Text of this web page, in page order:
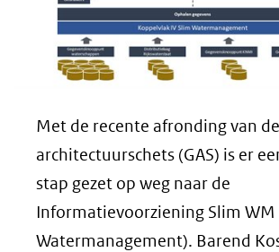
Met de recente afronding van
architectuurschets (GAS) is er
stap gezet op weg naar de
Informatievoorziening Slim WM
Watermanagement). Barend